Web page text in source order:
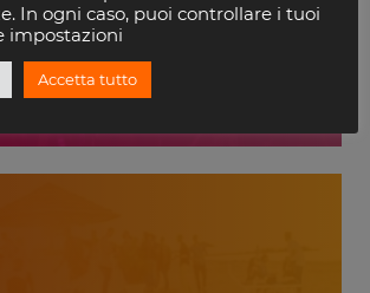
RICCIONE
In ogni caso, puoi controllare i tuoi
impostazioni
Accetta tutto